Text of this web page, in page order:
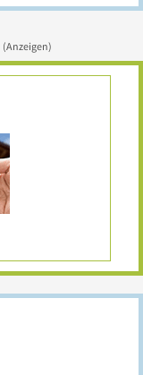
(Anzeigen)